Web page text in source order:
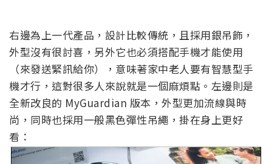
右邊為上一代產品，設計比較傳統，且採用銀吊飾，
外型沒有很討喜，另外它也必須搭配手機才能使用
（來發送緊訊給你），意味著家中老人要有智慧型手
機才行，這對很多人來說就是一個麻煩點。左邊則是
全新改良的 MyGuardian 版本，外型更加流線與時
尚，同時也採用一般黑色彈性吊繩，掛在身上更好
看：